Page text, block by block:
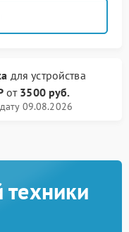
для устройства
от 3500 руб.
09.08.2026